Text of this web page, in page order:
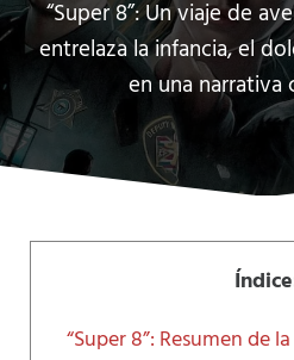
“Super 8”: Un viaje de
entrelaza la infancia, el
en una narrativa
“Super 8”: Resumen de